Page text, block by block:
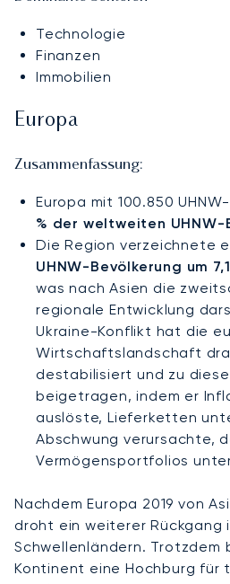
Technologie
Finanzen
Immobilien
Europa
Zusammenfassung:
Europa mit 100.850
% der weltweiten UHNW-
Die Region verzeichnete
UHNW-Bevölkerung um
was nach Asien die
regionale Entwicklung
Ukraine-Konflikt hat die
Wirtschaftslandschaft
destabilisiert und zu
beigetragen, indem er
auslöste, Lieferketten
Abschwung verursachte,
Vermögensportfolios
Nachdem Europa 2019 von
droht ein weiterer Rückgang
Schwellenländern.
Kontinent eine Hochburg für